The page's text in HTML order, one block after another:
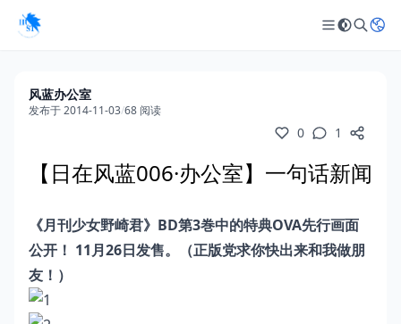
风蓝办公室
发布于 2014-11-03/68 阅读
0 1
【日在风蓝006·办公室】一句话新闻
《月刊少女野崎君》BD第3巻中的特典OVA先行画面
公开！ 11月26日发售。（正版党求你快出来和我做朋
友！）